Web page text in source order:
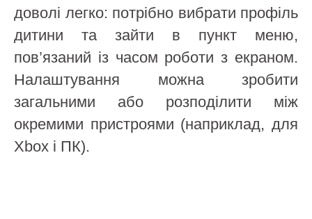
доволі легко: потрібно вибрати профіль
дитини та зайти в пункт меню,
пов’язаний із часом роботи з екраном.
Налаштування можна зробити
загальними або розподілити між
окремими пристроями (наприклад, для
Xbox і ПК).